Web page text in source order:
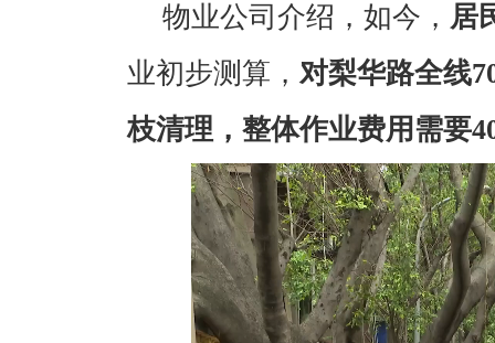
物业公司介绍，如今， 居
业初步测算， 对梨华路全线
枝清理，整体作业费用需要